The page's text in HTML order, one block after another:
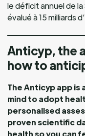
le déficit annuel de
évalué à 15 milliards
Anticyp, the
how to
The Anticyp app is
mind to adopt
personalised
proven scientific
health so you can